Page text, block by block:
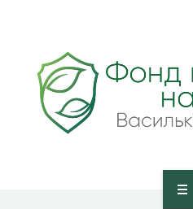
ПУБЛІКАЦІЇ
КОНТАКТИ